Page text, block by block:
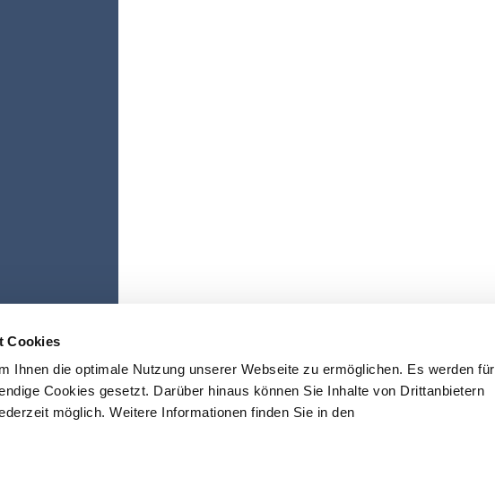
Cookies
Ihnen die optimale Nutzung unserer Webseite zu ermöglichen. Es werden für
Cookies gesetzt. Darüber hinaus können Sie Inhalte von Drittanbietern
möglich. Weitere Informationen finden Sie in den